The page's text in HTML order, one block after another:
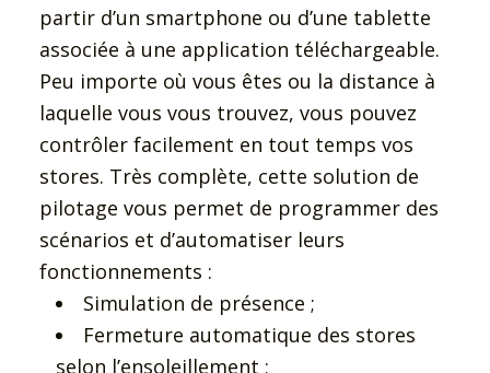
partir d’un smartphone ou d’une tablette
associée à une application téléchargeable.
Peu importe où vous êtes ou la distance à
laquelle vous vous trouvez, vous pouvez
contrôler facilement en tout temps vos
stores. Très complète, cette solution de
pilotage vous permet de programmer des
scénarios et d’automatiser leurs
fonctionnements :
Simulation de présence ;
Fermeture automatique des stores
selon l’ensoleillement ;